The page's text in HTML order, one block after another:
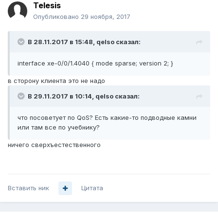
Telesis
Опубликовано 29 ноября, 2017
В 28.11.2017 в 15:48, qelso сказал:
interface xe-0/0/1.4040 { mode sparse; version 2; }
в сторону клиента это не надо
В 29.11.2017 в 10:14, qelso сказал:
что посоветует по QoS? Есть какие-то подводные камни
или там все по учебнику?
ничего сверхъестественного
Вставить ник Цитата